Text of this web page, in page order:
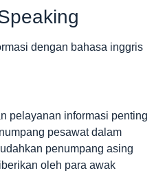
pelayanan informasi penting
pesawat dalam
penumpang asing
oleh para awak